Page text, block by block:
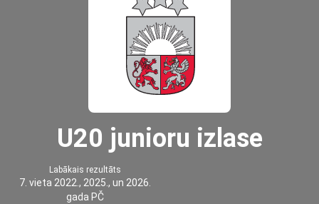
U20 junioru izlase
Labākais rezultāts
7. vieta 2022., 2025., un 2026.
gada PČ